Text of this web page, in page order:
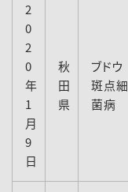
2
0
2
0
年
1
月
9
日
秋
田
県
ブドウ
斑点細
菌病